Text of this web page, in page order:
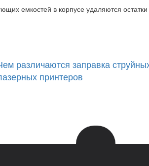
емкостей в корпусе удаляются
различаются заправка
принтеров